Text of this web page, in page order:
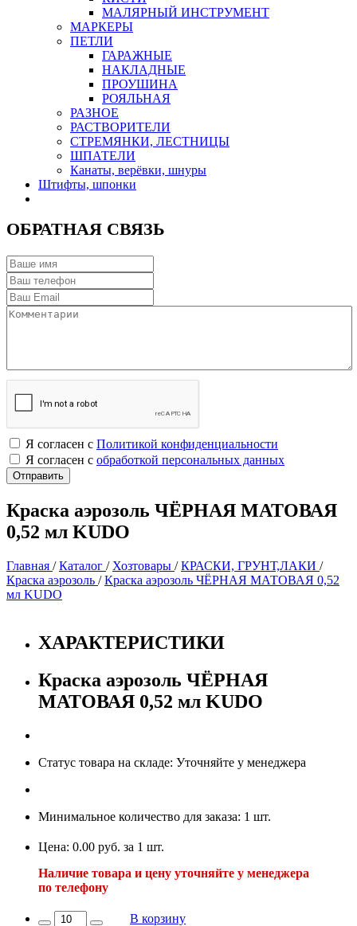
МАЛЯРНЫЙ ИНСТРУМЕНТ
МАРКЕРЫ
ПЕТЛИ
ГАРАЖНЫЕ
НАКЛАДНЫЕ
ПРОУШИНА
РОЯЛЬНАЯ
РАЗНОЕ
РАСТВОРИТЕЛИ
СТРЕМЯНКИ, ЛЕСТНИЦЫ
ШПАТЕЛИ
Канаты, верёвки, шнуры
Штифты, шпонки
ОБРАТНАЯ СВЯЗЬ
Я согласен с Политикой конфиденциальности
Я согласен с обработкой персональных данных
Краска аэрозоль ЧЁРНАЯ МАТОВАЯ
0,52 мл KUDO
Главная /Каталог / Хозтовары /КРАСКИ, ГРУНТ,ЛАКИ /
Краска аэрозоль /Краска аэрозоль ЧЁРНАЯ МАТОВАЯ 0,52
мл KUDO
ХАРАКТЕРИСТИКИ
Краска аэрозоль ЧЁРНАЯ
МАТОВАЯ 0,52 мл KUDO
Статус товара на складе: Уточняйте у менеджера
Минимальное количество для заказа: 1 шт.
Цена: 0.00 руб. за 1 шт.
Наличие товара и цену уточняйте у менеджера
по телефону
В корзину